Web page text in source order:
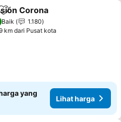
Tambahkan ke favorit
Corona
Baik
1.180
km dari Pusat kota
yang
Lihat harga